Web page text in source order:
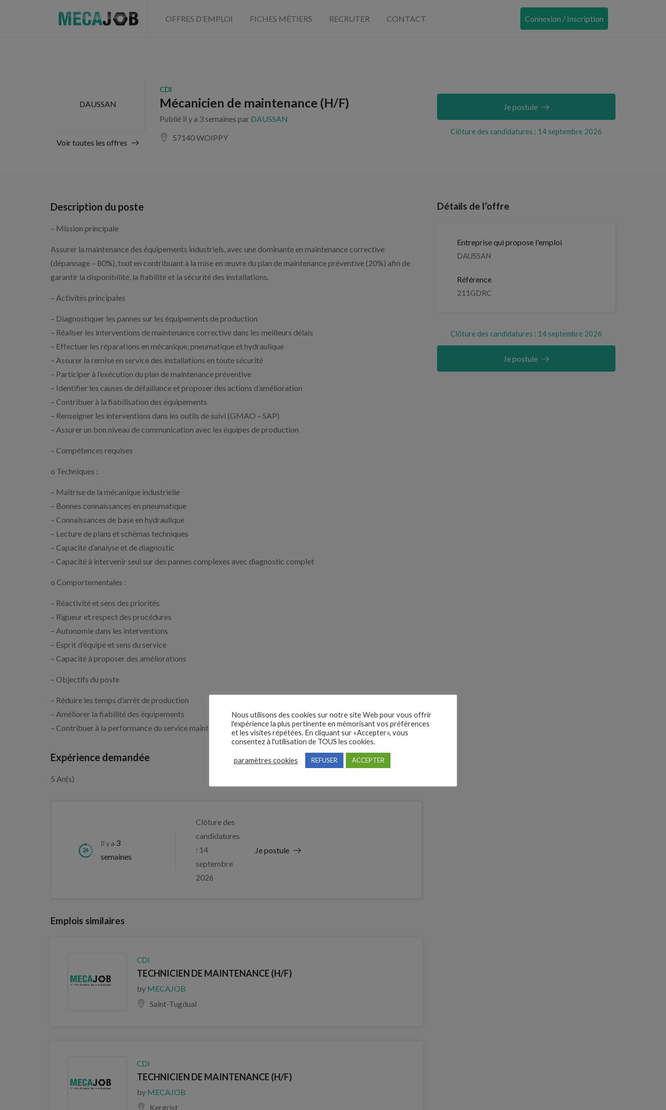
OFFRES D’EMPLOI FICHES MÉTIERS RECRUTER CONTACT Connexion / Inscription
DAUSSAN
Voir toutes les offres
CDI
Mécanicien de maintenance (H/F)
Publié il y a 3 semaines par DAUSSAN
57140 WOIPPY
Clôture des candidatures : 14 septembre 2026
Je postule
Description du poste
– Mission principale
Assurer la maintenance des équipements industriels, avec une dominante en maintenance corrective
(dépannage – 80%), tout en contribuant à la mise en œuvre du plan de maintenance préventive (20%) afin de
garantir la disponibilité, la fiabilité et la sécurité des installations.
– Activités principales
– Diagnostiquer les pannes sur les équipements de production
– Réaliser les interventions de maintenance corrective dans les meilleurs délais
– Effectuer les réparations en mécanique, pneumatique et hydraulique
– Assurer la remise en service des installations en toute sécurité
– Participer à l’exécution du plan de maintenance préventive
– Identifier les causes de défaillance et proposer des actions d’amélioration
– Contribuer à la fiabilisation des équipements
– Renseigner les interventions dans les outils de suivi (GMAO – SAP)
– Assurer un bon niveau de communication avec les équipes de production
– Compétences requises
o Techniques :
– Maîtrise de la mécanique industrielle
– Bonnes connaissances en pneumatique
– Connaissances de base en hydraulique
– Lecture de plans et schémas techniques
– Capacité d’analyse et de diagnostic
– Capacité à intervenir seul sur des pannes complexes avec diagnostic complet
o Comportementales :
– Réactivité et sens des priorités
– Rigueur et respect des procédures
– Autonomie dans les interventions
– Esprit d’équipe et sens du service
– Capacité à proposer des améliorations
– Objectifs du poste
– Réduire les temps d’arrêt de production
– Améliorer la fiabilité des équipements
– Contribuer à la performance du service maintenance
Expérience demandée
5 An(s)
Il y a 3
semaines
Clôture des
candidatures
: 14
septembre
2026
Je postule
Emplois similaires
CDI
TECHNICIEN DE MAINTENANCE (H/F)
by MECAJOB
Saint-Tugdual
CDI
TECHNICIEN DE MAINTENANCE (H/F)
by MECAJOB
Kergrist
Détails de l’offre
Entreprise qui propose l'emploi
DAUSSAN
Référence
211GDRC
Clôture des candidatures : 14 septembre 2026
Je postule
Nous utilisons des cookies sur notre site Web pour vous offrir
l'expérience la plus pertinente en mémorisant vos préférences
et les visites répétées. En cliquant sur «Accepter», vous
consentez à l'utilisation de TOUS les cookies.
paramètres cookies REFUSER ACCEPTER